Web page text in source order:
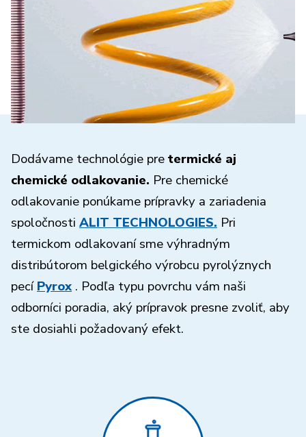
Dodávame technológie pretermické aj
chemické odlakovanie. Pre chemické
odlakovanie ponúkame prípravky a zariadenia
spoločnosti ALIT TECHNOLOGIES. Pri
termickom odlakovaní sme výhradným
distribútorom belgického výrobcu pyrolýznych
pecíPyrox . Podľa typu povrchu vám naši
odborníci poradia, aký prípravok presne zvoliť, aby
ste dosiahli požadovaný efekt.